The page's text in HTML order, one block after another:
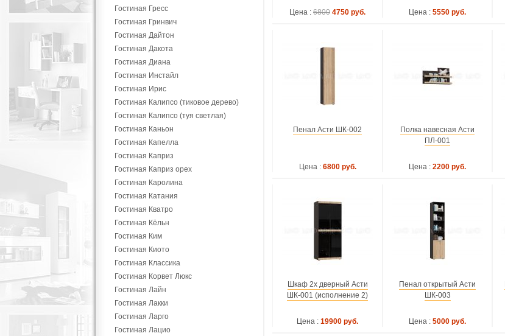
Гостиная Гресс
Гостиная Гринвич
Гостиная Дайтон
Гостиная Дакота
Гостиная Диана
Гостиная Инстайл
Гостиная Ирис
Гостиная Калипсо (тиковое дерево)
Гостиная Калипсо (туя светлая)
Гостиная Каньон
Гостиная Капелла
Гостиная Каприз
Гостиная Каприз орех
Гостиная Каролина
Гостиная Катания
Гостиная Кватро
Гостиная Кёльн
Гостиная Ким
Гостиная Киото
Гостиная Классика
Гостиная Корвет Люкс
Гостиная Лайн
Гостиная Лакки
Гостиная Ларго
Гостиная Лацио
Цена : 6800 4750 руб. Цена : 5550 руб.
Пенал Асти ШК-002
Цена : 6800 руб.
Полка навесная Асти
ПЛ-001
Цена : 2200 руб.
Шкаф 2х дверный Асти
ШК-001 (исполнение 2)
Цена : 19900 руб.
Пенал открытый Асти
ШК-003
Цена : 5000 руб.